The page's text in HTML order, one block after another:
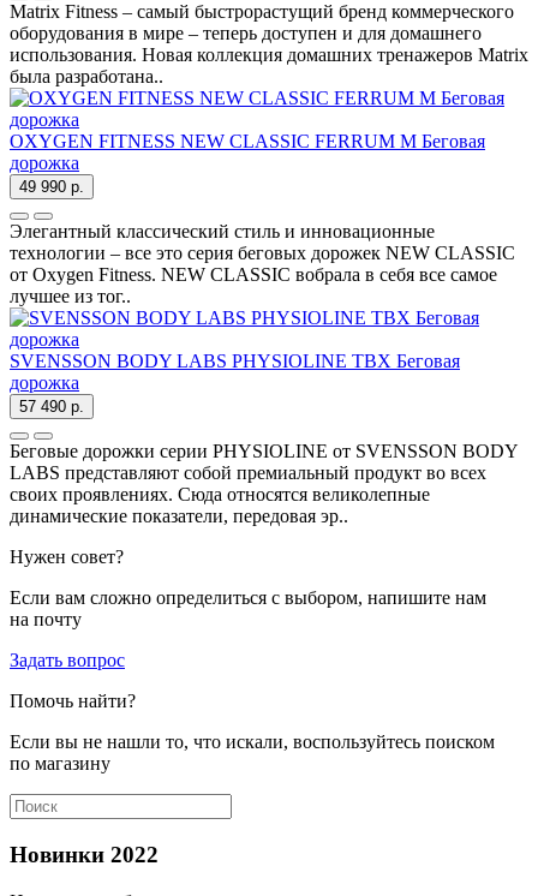
Matrix Fitness – самый быстрорастущий бренд коммерческого
оборудования в мире – теперь доступен и для домашнего
использования. Новая коллекция домашних тренажеров Matrix
была разработана..
OXYGEN FITNESS NEW CLASSIC FERRUM M Беговая
дорожка
49 990 р.
Элегантный классический стиль и инновационные
технологии – все это серия беговых дорожек NEW CLASSIC
от Oxygen Fitness. NEW CLASSIC вобрала в себя все самое
лучшее из тог..
SVENSSON BODY LABS PHYSIOLINE TBX Беговая
дорожка
57 490 р.
Беговые дорожки серии PHYSIOLINE от SVENSSON BODY
LABS представляют собой премиальный продукт во всех
своих проявлениях. Сюда относятся великолепные
динамические показатели, передовая эр..
Нужен совет?
Если вам сложно определиться с выбором, напишите нам
на почту
Задать вопрос
Помочь найти?
Если вы не нашли то, что искали, воспользуйтесь поиском
по магазину
Новинки 2022